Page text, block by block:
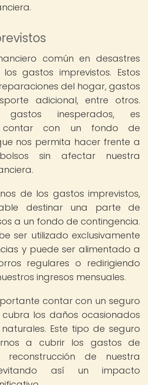
común en desastres
gastos imprevistos. Estos
del hogar, gastos
adicional, entre otros.
inesperados, es
contar con un fondo de
nos permita hacer frente a
sin afectar nuestra
de los gastos imprevistos,
destinar una parte de
a un fondo de contingencia.
ser utilizado exclusivamente
y puede ser alimentado a
regulares o redirigiendo
ingresos mensuales.
contar con un seguro
los daños ocasionados
Este tipo de seguro
a cubrir los gastos de
de nuestra
así un impacto